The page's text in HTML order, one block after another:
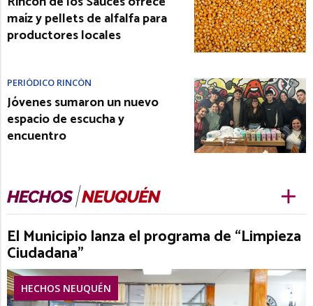
maíz y pellets de alfalfa para
productores locales
PERIÓDICO RINCÓN
Jóvenes sumaron un nuevo
espacio de escucha y
encuentro
El Municipio lanza el programa de “Limpieza
Ciudadana”
HECHOS NEUQUÉN